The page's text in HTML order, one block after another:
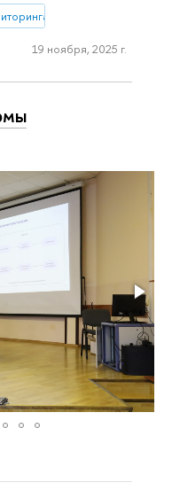
ИИ-моделей
19 ноября, 2025 г.